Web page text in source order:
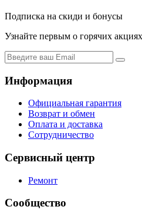
Подписка на скиди и бонусы
Узнайте первым о горячих
Информация
Официальная гарантия
Возврат и обмен
Оплата и доставка
Сотрудничество
Сервисный центр
Ремонт
Сообщество